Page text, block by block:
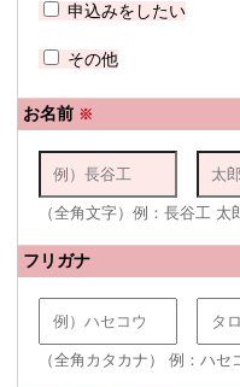
申込みをしたい
その他
お名前 ※
（全角文字）例：長谷工 太
フリガナ
（全角カタカナ） 例：ハセ